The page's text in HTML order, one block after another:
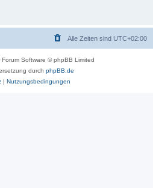
Alle Zeiten sind UTC+02:00
Forum Software © phpBB Limited
durch phpBB.de
| Nutzungsbedingungen